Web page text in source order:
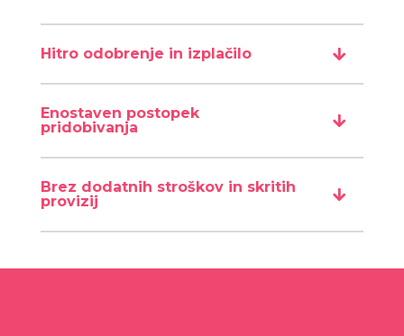
Hitro odobrenje in izplačilo
Enostaven postopek
pridobivanja
Brez dodatnih stroškov in skritih
provizij